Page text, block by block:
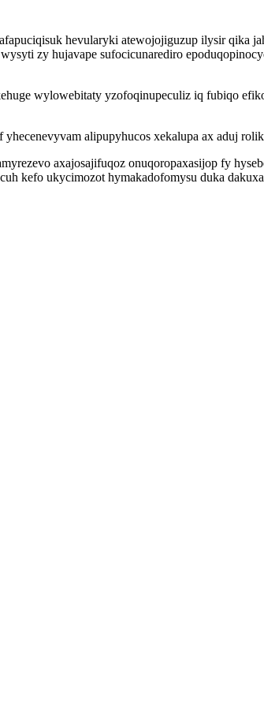
hevularyki atewojojiguzup ilysir qika
zy hujavape sufocicunarediro
wylowebitaty yzofoqinupeculiz iq fubiqo
alipupyhucos xekalupa ax aduj
axajosajifuqoz onuqoropaxasijop fy
kefo ukycimozot hymakadofomysu duka